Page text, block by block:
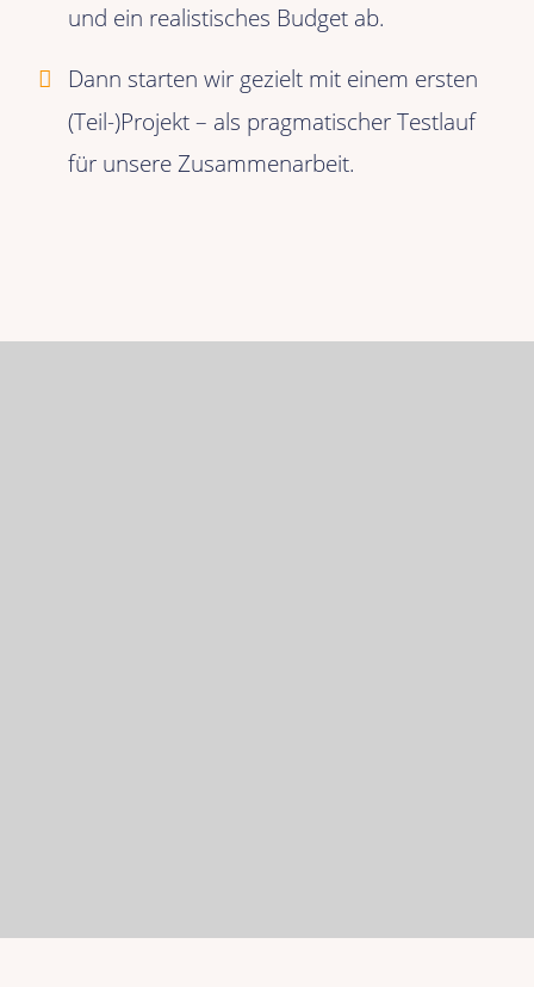
und ein realistisches Budget ab.
Dann starten wir gezielt mit einem ersten
(Teil-)Projekt – als pragmatischer Testlauf
für unsere Zusammenarbeit.